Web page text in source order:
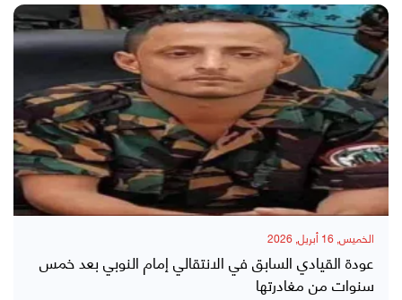
الخميس, 16 أبريل, 2026
عودة القيادي السابق في الانتقالي إمام النوبي بعد خمس
سنوات من مغادرتها